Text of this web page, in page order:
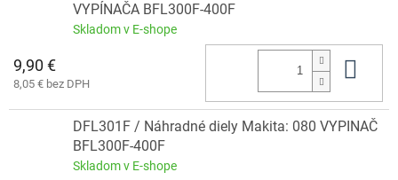
VYPÍNAČA BFL300F-400F
Skladom v E-shope
9,90 €
8,05 € bez DPH
DFL301F / Náhradné diely Makita: 080 VYPINAČ
BFL300F-400F
Skladom v E-shope